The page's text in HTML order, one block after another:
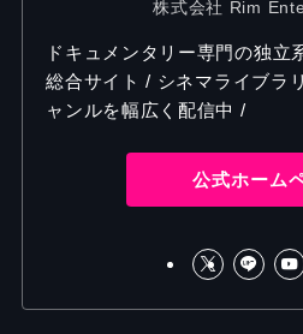
株式会社 Rim
ドキュメンタリー専門の独立
総合サイト / シネマライブラ
ャンルを幅広く配信中 /
公式ホーム